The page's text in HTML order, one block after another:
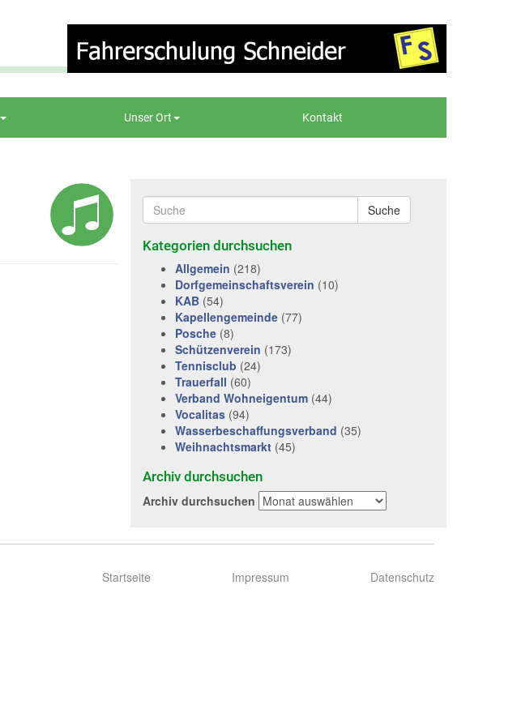
Unser Ort Kontakt
Suche
Kategorien durchsuchen
Allgemein (218)
Dorfgemeinschaftsverein (10)
KAB (54)
Kapellengemeinde (77)
Posche (8)
Schützenverein (173)
Tennisclub (24)
Trauerfall (60)
Verband Wohneigentum (44)
Vocalitas (94)
Wasserbeschaffungsverband (35)
Weihnachtsmarkt (45)
Archiv durchsuchen
Archiv durchsuchen
Startseite Impressum Datenschutz